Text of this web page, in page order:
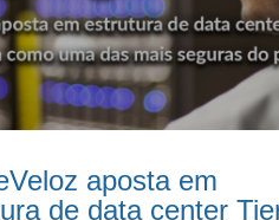
aposta em
de data center